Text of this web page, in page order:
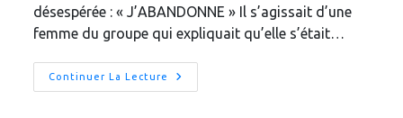
désespérée : « J’ABANDONNE » Il s’agissait d’une
femme du groupe qui expliquait qu’elle s’était…
Continuer La Lecture
J’abandonne
Le